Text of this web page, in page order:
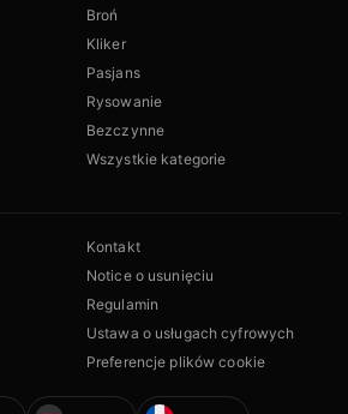
Broń
Kliker
Pasjans
Rysowanie
Bezczynne
Wszystkie kategorie
Kontakt
Notice o usunięciu
Regulamin
Ustawa o usługach cyfrowych
Preferencje plików cookie